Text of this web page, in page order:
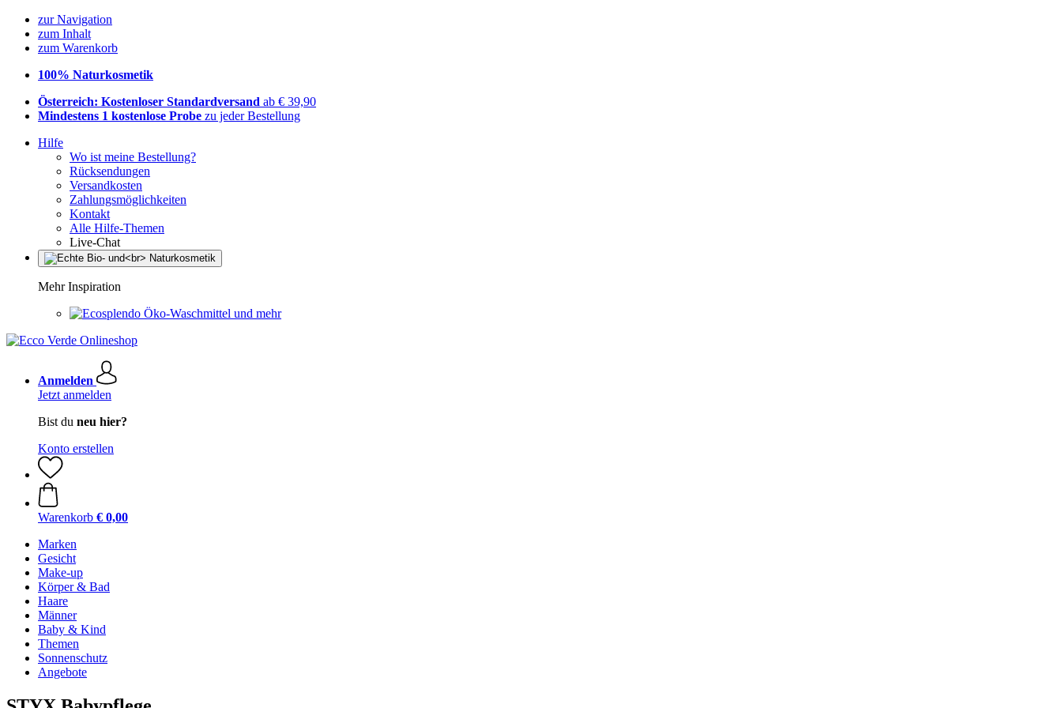
zur Navigation
zum Inhalt
zum Warenkorb
100% Naturkosmetik
Österreich: Kostenloser Standardversand ab € 39,90
Mindestens 1 kostenlose Probe zu jeder Bestellung
Hilfe
Wo ist meine Bestellung?
Rücksendungen
Versandkosten
Zahlungsmöglichkeiten
Kontakt
Alle Hilfe-Themen
Live-Chat
Mehr Inspiration
Öko-Waschmittel und mehr
Anmelden
Jetzt anmelden
Bist du neu hier?
Konto erstellen
Warenkorb € 0,00
Marken
Gesicht
Make-up
Körper & Bad
Haare
Männer
Baby & Kind
Themen
Sonnenschutz
Angebote